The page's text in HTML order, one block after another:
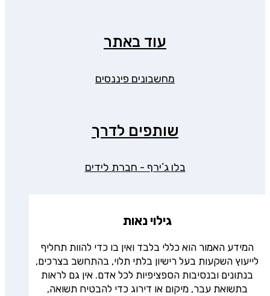
עוד באתר
מחשבונים פיננסים
שותפים לדרך
בלו ג’ירף - חברת לידים
גילוי נאות
המידע האמור הוא כללי בלבד ואין בו כדי להוות תחליף
לייעוץ השקעות בעל רישיון בלתי תלוי, בהתחשב בצרכים,
בנתונים ובנסיבות הספציפיות לכל אדם. אין גם לראות
בתשואת עבר, מיקום או דירוג כדי להבטיח תשואה,